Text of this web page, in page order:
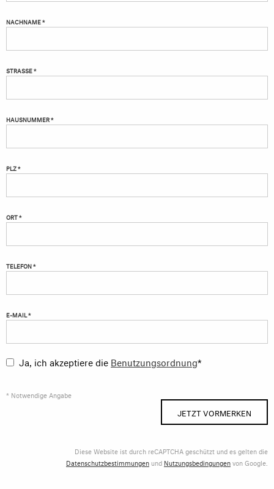
NACHNAME *
STRASSE *
HAUSNUMMER *
PLZ *
ORT *
TELEFON *
E-MAIL *
Ja, ich akzeptiere die Benutzungsordnung*
* Notwendige Angabe
JETZT VORMERKEN
Diese Website ist durch reCAPTCHA geschützt und es gelten die
Datenschutzbestimmungen und Nutzungsbedingungenvon Google.